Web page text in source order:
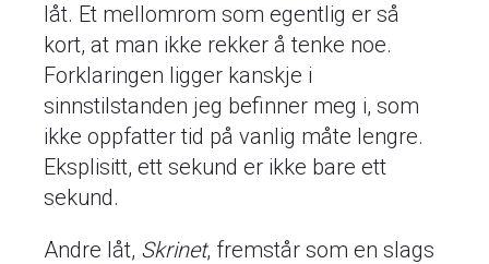
låt. Et mellomrom som egentlig er så
kort, at man ikke rekker å tenke noe.
Forklaringen ligger kanskje i
sinnstilstanden jeg befinner meg i, som
ikke oppfatter tid på vanlig måte lengre.
Eksplisitt, ett sekund er ikke bare ett
sekund.
Andre låt, Skrinet, fremstår som en slags